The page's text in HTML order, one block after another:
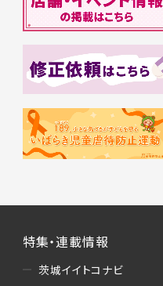
特集・連載情報
茨城イイトコナビ